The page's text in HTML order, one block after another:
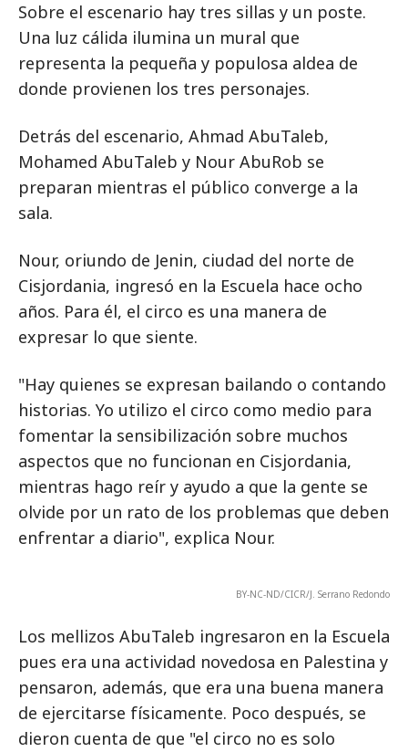
Sobre el escenario hay tres sillas y un poste.
Una luz cálida ilumina un mural que
representa la pequeña y populosa aldea de
donde provienen los tres personajes.
Detrás del escenario, Ahmad AbuTaleb,
Mohamed AbuTaleb y Nour AbuRob se
preparan mientras el público converge a la
sala.
Nour, oriundo de Jenin, ciudad del norte de
Cisjordania, ingresó en la Escuela hace ocho
años. Para él, el circo es una manera de
expresar lo que siente.
"Hay quienes se expresan bailando o contando
historias. Yo utilizo el circo como medio para
fomentar la sensibilización sobre muchos
aspectos que no funcionan en Cisjordania,
mientras hago reír y ayudo a que la gente se
olvide por un rato de los problemas que deben
enfrentar a diario", explica Nour.
BY-NC-ND/CICR/J. Serrano Redondo
Los mellizos AbuTaleb ingresaron en la Escuela
pues era una actividad novedosa en Palestina y
pensaron, además, que era una buena manera
de ejercitarse físicamente. Poco después, se
dieron cuenta de que "el circo no es solo